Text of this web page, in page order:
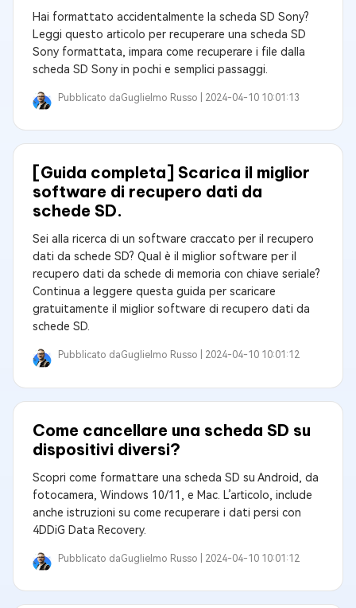
Hai formattato accidentalmente la scheda SD Sony?
Leggi questo articolo per recuperare una scheda SD
Sony formattata, impara come recuperare i file dalla
scheda SD Sony in pochi e semplici passaggi.
Pubblicato daGuglielmo Russo | 2024-04-10 10:01:13
[Guida completa] Scarica il miglior
software di recupero dati da
schede SD.
Sei alla ricerca di un software craccato per il recupero
dati da schede SD? Qual è il miglior software per il
recupero dati da schede di memoria con chiave seriale?
Continua a leggere questa guida per scaricare
gratuitamente il miglior software di recupero dati da
schede SD.
Pubblicato daGuglielmo Russo | 2024-04-10 10:01:12
Come cancellare una scheda SD su
dispositivi diversi?
Scopri come formattare una scheda SD su Android, da
fotocamera, Windows 10/11, e Mac. L’articolo, include
anche istruzioni su come recuperare i dati persi con
4DDiG Data Recovery.
Pubblicato daGuglielmo Russo | 2024-04-10 10:01:12